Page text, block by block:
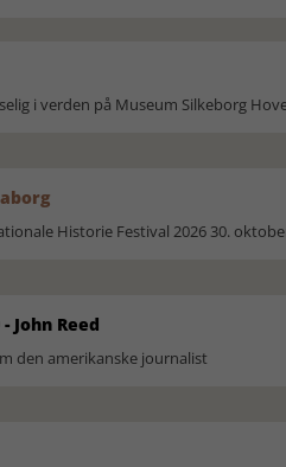
i verden på Museum Silkeborg
Historie Festival 2026 30.
John Reed
den amerikanske journalist